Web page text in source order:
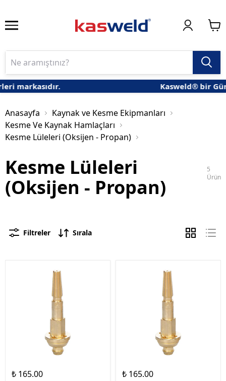
markasıdır. Kasweld® bir
Anasayfa
Kaynak ve Kesme Ekipmanları
Kesme Ve Kaynak Hamlaçları
Kesme Lüleleri (Oksijen - Propan)
Kesme Lüleleri
(Oksijen - Propan)
5
Ürün
Filtreler Sırala
₺ 165.00
₺ 165.00